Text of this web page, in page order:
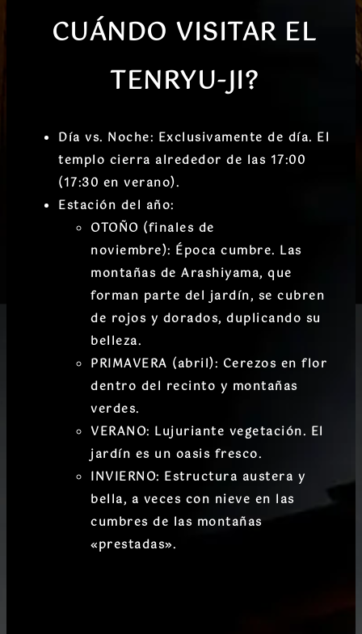
CUÁNDO VISITAR EL
TENRYU-JI?
Día vs. Noche: Exclusivamente de día. El
templo cierra alrededor de las 17:00
(17:30 en verano).
Estación del año:
OTOÑO (finales de
noviembre): Época cumbre. Las
montañas de Arashiyama, que
forman parte del jardín, se cubren
de rojos y dorados, duplicando su
belleza.
PRIMAVERA (abril): Cerezos en flor
dentro del recinto y montañas
verdes.
VERANO: Lujuriante vegetación. El
jardín es un oasis fresco.
INVIERNO: Estructura austera y
bella, a veces con nieve en las
cumbres de las montañas
«prestadas».